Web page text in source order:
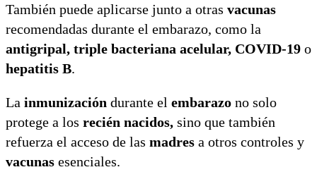
También puede aplicarse junto a otras vacunas
recomendadas durante el embarazo, como la
antigripal, triple bacteriana acelular, COVID-19 o
hepatitis B.
La inmunización durante el embarazo no solo
protege a los recién nacidos, sino que también
refuerza el acceso de las madres a otros controles y
vacunas esenciales.